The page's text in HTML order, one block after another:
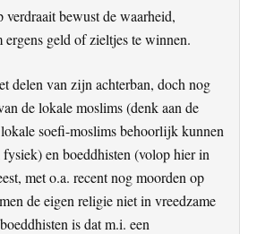
verdraait bewust de waarheid,
geld of zieltjes te winnen.
delen van zijn achterban, doch nog
de lokale moslims (denk aan de
soefi-moslims behoorlijk kunnen
en boeddhisten (volop hier in
met o.a. recent nog moorden op
de eigen religie niet in vreedzame
is dat m.i. een